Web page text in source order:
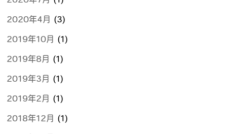
2020年4月 (3)
2019年10月 (1)
2019年8月 (1)
2019年3月 (1)
2019年2月 (1)
2018年12月 (1)